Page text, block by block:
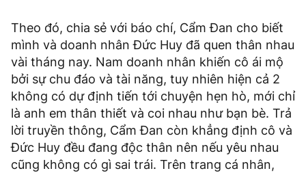
Theo đó, chia sẻ với báo chí, Cẩm Đan cho biết
mình và doanh nhân Đức Huy đã quen thân nhau
vài tháng nay. Nam doanh nhân khiến cô ái mộ
bởi sự chu đáo và tài năng, tuy nhiên hiện cả 2
không có dự định tiến tới chuyện hẹn hò, mới chỉ
là anh em thân thiết và coi nhau như bạn bè. Trả
lời truyền thông, Cẩm Đan còn khẳng định cô và
Đức Huy đều đang độc thân nên nếu yêu nhau
cũng không có gì sai trái. Trên trang cá nhân,